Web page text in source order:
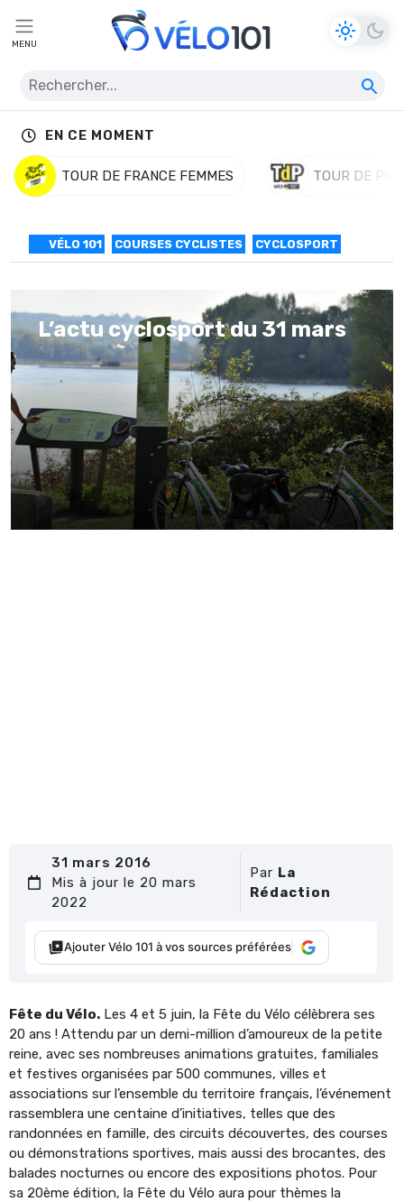
MENU
EN CE MOMENT
TOUR DE FRANCE FEMMES TOUR DE
VÉLO 101 COURSES CYCLISTES CYCLOSPORT
L’actu cyclosport du 31 mars
31 mars 2016
Mis à jour le 20 mars
2022
Par La
Rédaction
Ajouter Vélo 101 à vos sources préférées
Fête du Vélo. Les 4 et 5 juin, la Fête du Vélo célèbrera ses
20 ans ! Attendu par un demi-million d’amoureux de la petite
reine, avec ses nombreuses animations gratuites, familiales
et festives organisées par 500 communes, villes et
associations sur l’ensemble du territoire français, l’événement
rassemblera une centaine d’initiatives, telles que des
randonnées en famille, des circuits découvertes, des courses
ou démonstrations sportives, mais aussi des brocantes, des
balades nocturnes ou encore des expositions photos. Pour
sa 20ème édition, la Fête du Vélo aura pour thèmes la